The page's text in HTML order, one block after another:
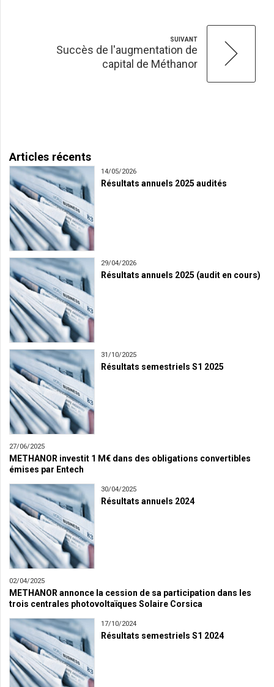
SUIVANT
Succès de l'augmentation de
capital de Méthanor
Articles récents
14/05/2026
Résultats annuels 2025 audités
29/04/2026
Résultats annuels 2025 (audit en cours)
31/10/2025
Résultats semestriels S1 2025
27/06/2025
METHANOR investit 1 M€ dans des obligations convertibles
émises par Entech
30/04/2025
Résultats annuels 2024
02/04/2025
METHANOR annonce la cession de sa participation dans les
trois centrales photovoltaïques Solaire Corsica
17/10/2024
Résultats semestriels S1 2024